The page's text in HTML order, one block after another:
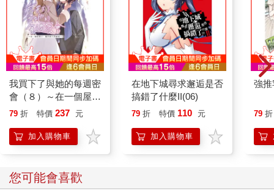
我買下了與她的每週密
會（８）～在一個屋簷
下，屬於兩人的祕密～
79 折 特價 237 元
加入購物車
在地下城尋求邂逅是否
搞錯了什麼II(06)
79 折 特價 110 元
加入購物車
強
79 折
您可能會喜歡